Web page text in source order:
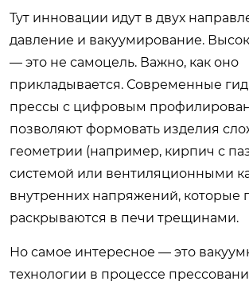
Тут инновации идут в двух
давление и вакуумирование.
— это не самоцель. Важно, как оно
прикладывается. Современные
прессы с цифровым
позволяют формовать изделия
геометрии (например, кирпич с
системой или вентиляционными
внутренних напряжений, которые
раскрываются в печи трещинами.
Но самое интересное — это
технологии в процессе